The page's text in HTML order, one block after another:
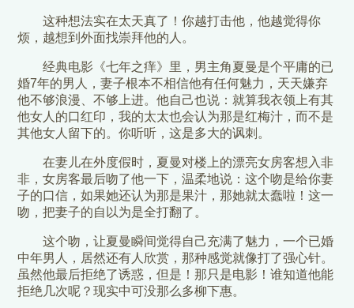
这种想法实在太天真了！你越打击他，他越觉得你
烦，越想到外面找崇拜他的人。
经典电影《七年之痒》里，男主角夏曼是个平庸的已
婚7年的男人，妻子根本不相信他有任何魅力，天天嫌弃
他不够浪漫、不够上进。他自己也说：就算我衣领上有其
他女人的口红印，我的太太也会认为那是红梅汁，而不是
其他女人留下的。你听听，这是多大的讽刺。
在妻儿在外度假时，夏曼对楼上的漂亮女房客想入非
非，女房客最后吻了他一下，温柔地说：这个吻是给你妻
子的口信，如果她还认为那是果汁，那她就太蠢啦！这一
吻，把妻子的自以为是全打翻了。
这个吻，让夏曼瞬间觉得自己充满了魅力，一个已婚
中年男人，居然还有人欣赏，那种感觉就像打了强心针。
虽然他最后拒绝了诱惑，但是！那只是电影！谁知道他能
拒绝几次呢？现实中可没那么多柳下惠。